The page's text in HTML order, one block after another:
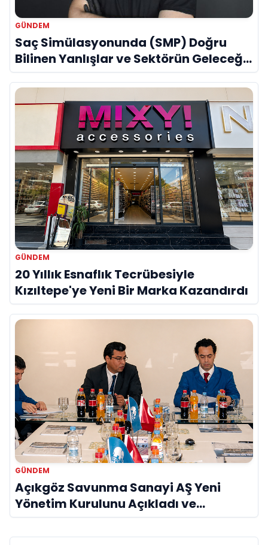
GÜNDEM
Saç Simülasyonunda (SMP) Doğru
Bilinen Yanlışlar ve Sektörün Geleceği:
Onur Akdeniz ile Özel Röportaj
GÜNDEM
20 Yıllık Esnaflık Tecrübesiyle
Kızıltepe'ye Yeni Bir Marka Kazandırdı
GÜNDEM
Açıkgöz Savunma Sanayi AŞ Yeni
Yönetim Kurulunu Açıkladı ve
Savunma Sanayinde Küresel Vizyon
Vurgusu